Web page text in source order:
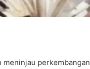
meninjau perkembangan